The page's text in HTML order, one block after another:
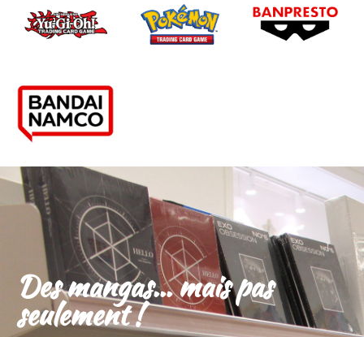
Des mangas... mais pas
seulement !